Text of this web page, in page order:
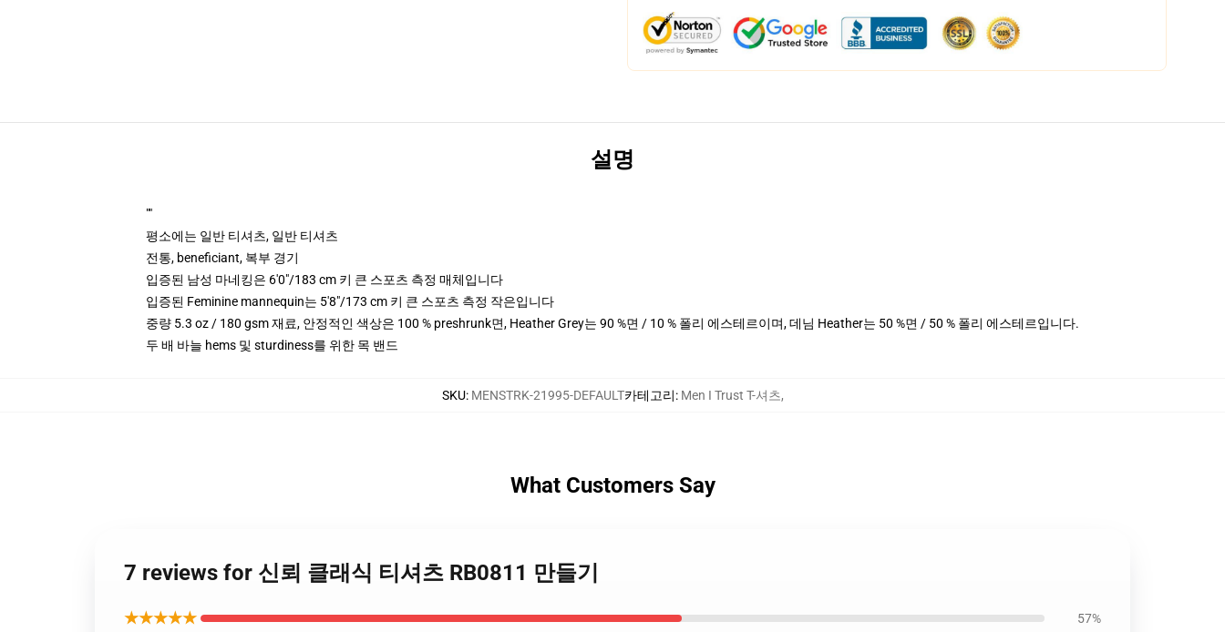
설명
""
평소에는 일반 티셔츠, 일반 티셔츠
전통, beneficiant, 복부 경기
입증된 남성 마네킹은 6'0"/183 cm 키 큰 스포츠 측정 매체입니다
입증된 Feminine mannequin는 5'8"/173 cm 키 큰 스포츠 측정 작은입니다
중량 5.3 oz / 180 gsm 재료, 안정적인 색상은 100 % preshrunk면, Heather Grey는 90 %면 / 10 % 폴리 에스테르이며, 데님 Heather는 50 %면 / 50 % 폴리 에스테르입니다.
두 배 바늘 hems 및 sturdiness를 위한 목 밴드
SKU: MENSTRK-21995-DEFAULT카테고리: Men I Trust T-셔츠,
What Customers Say
7 reviews for 신뢰 클래식 티셔츠 RB0811 만들기
★★★★★ 57%